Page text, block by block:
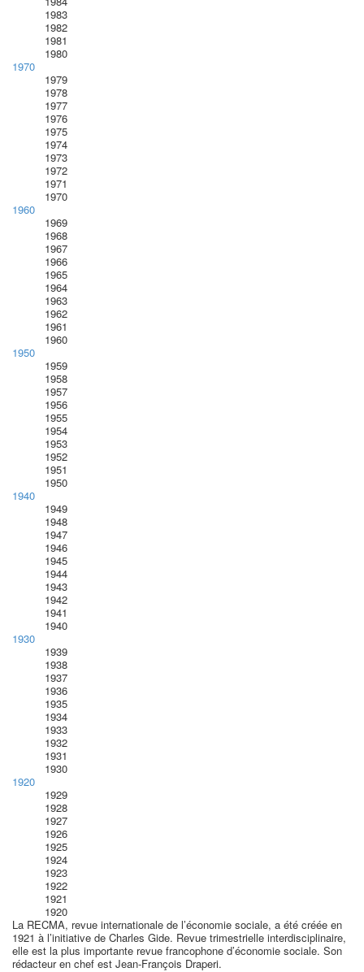
1983
1982
1981
1980
1970
1979
1978
1977
1976
1975
1974
1973
1972
1971
1970
1960
1969
1968
1967
1966
1965
1964
1963
1962
1961
1960
1950
1959
1958
1957
1956
1955
1954
1953
1952
1951
1950
1940
1949
1948
1947
1946
1945
1944
1943
1942
1941
1940
1930
1939
1938
1937
1936
1935
1934
1933
1932
1931
1930
1920
1929
1928
1927
1926
1925
1924
1923
1922
1921
1920
La RECMA, revue internationale de l’économie sociale, a été créée en
1921 à l’initiative de Charles Gide. Revue trimestrielle interdisciplinaire,
elle est la plus importante revue francophone d’économie sociale. Son
rédacteur en chef est Jean-François Draperi.